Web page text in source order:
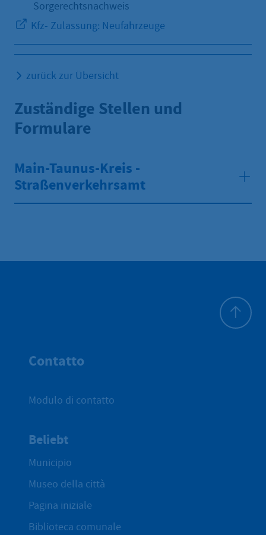
Sorgerechtsnachweis
Kfz- Zulassung: Neufahrzeuge
zurück zur Übersicht
Zuständige Stellen und
Formulare
Main-Taunus-Kreis -
Straßenverkehrsamt
Contatto
Modulo di contatto
Beliebt
Municipio
Museo della città
Pagina iniziale
Biblioteca comunale